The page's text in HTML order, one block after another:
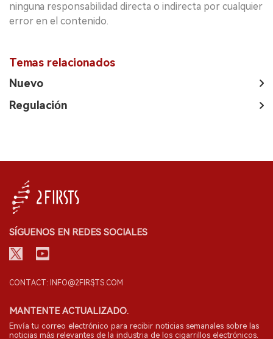
ninguna responsabilidad directa o indirecta por cualquier
error en el contenido.
Temas relacionados
Nuevo
Regulación
SÍGUENOS EN REDES SOCIALES
CONTACT: INFO@2FIRSTS.COM
MANTENTE ACTUALIZADO.
Envía tu correo electrónico para recibir noticias semanales sobre las
noticias más relevantes de la industria de los cigarrillos electrónicos.